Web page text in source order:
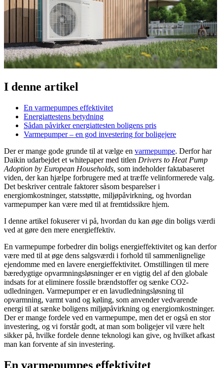
I denne artikel
En varmepumpes effektivitet
Energiattestens betydning
Sådan påvirker energiattesten boligens pris
Varmepumper – en god investering for boligejere
Der er mange gode grunde til at vælge en varmepumpe. Derfor har
Daikin udarbejdet et whitepaper med titlen Drivers to Heat Pump
Adoption by European Households, som indeholder faktabaseret
viden, der kan hjælpe forbrugere med at træffe velinformerede valg.
Det beskriver centrale faktorer såsom besparelser i
energiomkostninger, statsstøtte, miljøpåvirkning, og hvordan
varmepumper kan være med til at fremtidssikre hjem.
I denne artikel fokuserer vi på, hvordan du kan øge din boligs værdi
ved at gøre den mere energieffektiv.
En varmepumpe forbedrer din boligs energieffektivitet og kan derfor
være med til at øge dens salgsværdi i forhold til sammenlignelige
ejendomme med en lavere energieffektivitet. Omstillingen til mere
bæredygtige opvarmningsløsninger er en vigtig del af den globale
indsats for at eliminere fossile brændstoffer og sænke CO2-
udledningen. Varmepumper er en lavudledningsløsning til
opvarmning, varmt vand og køling, som anvender vedvarende
energi til at sænke boligens miljøpåvirkning og energiomkostninger.
Der er mange fordele ved en varmepumpe, men det er også en stor
investering, og vi forstår godt, at man som boligejer vil være helt
sikker på, hvilke fordele denne teknologi kan give, og hvilket afkast
man kan forvente af sin investering.
En varmepumpes effektivitet